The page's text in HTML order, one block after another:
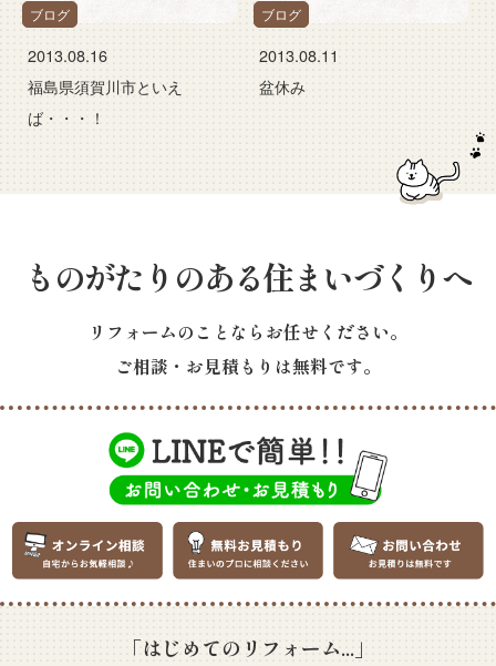
ブログ
2013.08.16
福島県須賀川市といえ
ば・・・！
ブログ
2013.08.11
盆休み
ものがたりのある住まいづくりへ
リフォームのことならお任せください。
ご相談・お見積もりは無料です。
「はじめてのリフォーム...」